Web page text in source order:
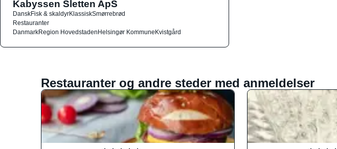
Kabyssen Sletten ApS
DanskFisk & skaldyrKlassiskSmørrebrød
Restauranter
DanmarkRegion HovedstadenHelsingør KommuneKvistgård
Restauranter og andre steder med anmeldelser